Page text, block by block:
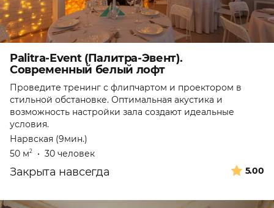
Palitra-Event (Палитра-Эвент).
Современный белый лофт
Проведите тренинг с флипчартом и проектором в
стильной обстановке. Оптимальная акустика и
возможность настройки зала создают идеальные
условия.
Нарвская (9мин.)
50 м2 • 30 человек
5.00
Закрыта навсегда